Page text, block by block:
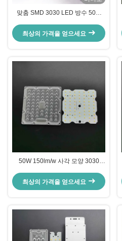
맞춤 SMD 3030 LED 방수 50W
최상의 가격을 얻으세요
50W 150lm/w 사각 모양 3030
위한 64의 Leds
최상의 가격을 얻으세요